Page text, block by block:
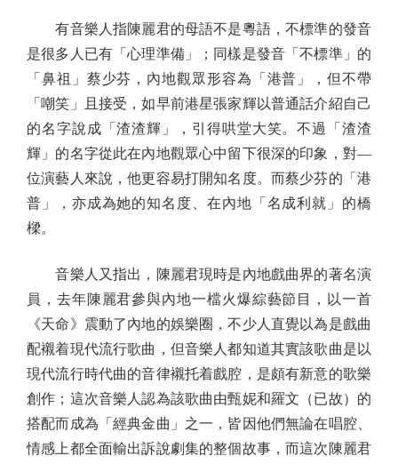
有音樂人指陳麗君的母語不是粵語，不標準的發音
是很多人已有「心理準備」；同樣是發音「不標準」的
「鼻祖」蔡少芬，內地觀眾形容為「港普」，但不帶
「嘲笑」且接受，如早前港星張家輝以普通話介紹自己
的名字說成「渣渣輝」，引得哄堂大笑。不過「渣渣
輝」的名字從此在內地觀眾心中留下很深的印象，對—
位演藝人來說，他更容易打開知名度。而蔡少芬的「港
普」，亦成為她的知名度、在內地「名成利就」的橋
樑。
音樂人又指出，陳麗君現時是內地戲曲界的著名演
員，去年陳麗君參與內地一檔火爆綜藝節目，以一首
《天命》震動了內地的娛樂圈，不少人直覺以為是戲曲
配襯着現代流行歌曲，但音樂人都知道其實該歌曲是以
現代流行時代曲的音律襯托着戲腔，是頗有新意的歌樂
創作；這次音樂人認為該歌曲由甄妮和羅文（已故）的
搭配而成為「經典金曲」之一，皆因他們無論在唱腔、
情感上都全面輸出訴說劇集的整個故事，而這次陳麗君